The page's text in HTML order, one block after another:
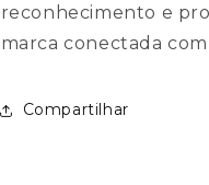
reconhecimento e
marca conectada
Compartilhar